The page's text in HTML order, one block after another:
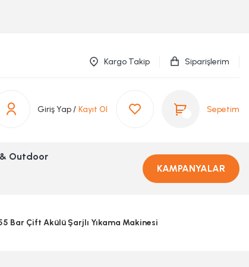
Kargo Takip Siparişlerim
Giriş Yap / Kayıt Ol Sepetim
& Outdoor
KAMPANYALAR
Bar Çift Akülü Şarjlı Yıkama Makinesi